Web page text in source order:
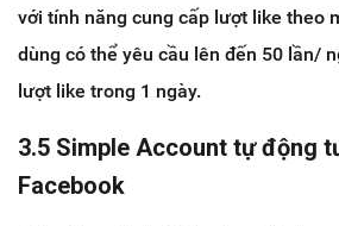
với tính năng cung cấp lượt like theo
dùng có thể yêu cầu lên đến 50 lần/
lượt like trong 1 ngày.
3.5 Simple Account tự động
Facebook